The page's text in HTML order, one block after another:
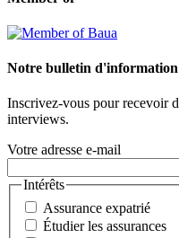
Notre bulletin d'information
Inscrivez-vous pour recevoir
interviews.
Votre adresse e-mail
Intérêts
Assurance expatrié
Étudier les assurances